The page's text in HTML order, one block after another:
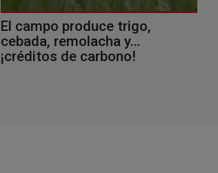
El campo produce trigo,
cebada, remolacha y…
¡créditos de carbono!